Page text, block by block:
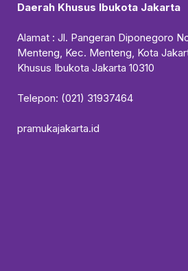
Daerah Khusus Ibukota Jakarta
Alamat : Jl. Pangeran Diponegoro
Menteng, Kec. Menteng, Kota
Khusus Ibukota Jakarta 10310
Telepon: (021) 31937464
pramukajakarta.id